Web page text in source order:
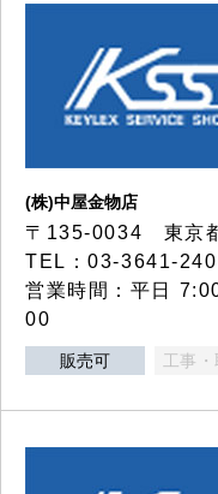
(株)中屋金物店
〒135-0034 東京
TEL：03-3641-
営業時間：平日
00
販売可 工事